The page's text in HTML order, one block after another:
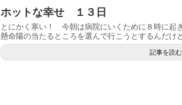
ホットな幸せ １３日
とにかく寒い！ 今朝は病院にいくために８時に
懸命陽の当たるところを選んで行こうとするんだけ
記事を読む